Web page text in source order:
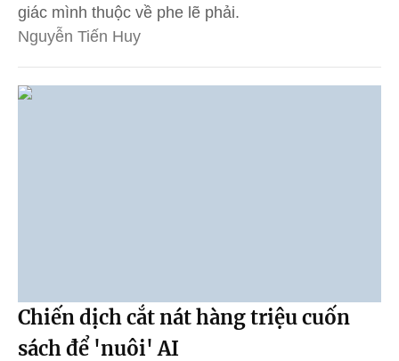
giác mình thuộc về phe lẽ phải.
Nguyễn Tiến Huy
Chiến dịch cắt nát hàng triệu cuốn
sách để 'nuôi' AI